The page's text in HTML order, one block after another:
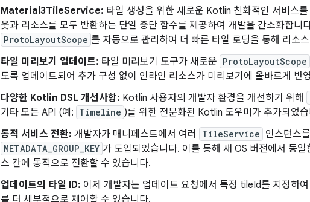
Material3TileService: 타일 생성을 위한 새로운 Kotlin 친화적인 서비스
웃과 리소스를 모두 반환하는 단일 중단 함수를 제공하여 개발을 간소화합니
ProtoLayoutScope 를 자동으로 관리하여 더 빠른 타일 로딩을 통해 리소
타일 미리보기 업데이트: 타일 미리보기 도구가 새로운 ProtoLayoutScope
도록 업데이트되어 추가 구성 없이 인라인 리소스가 미리보기에 올바르게 반
다양한 Kotlin DSL 개선사항: Kotlin 사용자의 개발자 환경을 개선하기 위해
기타 모든 API (예: Timeline )를 위한 전문화된 Kotlin 도우미가 추가되었
동적 서비스 전환: 개발자가 매니페스트에서 여러 TileService 인스턴스
METADATA_GROUP_KEY 가 도입되었습니다. 이를 통해 새 OS 버전에서 동일
스 간에 동적으로 전환할 수 있습니다.
업데이트의 타일 ID: 이제 개발자는 업데이트 요청에서 특정 tileId를 지정하
를 더 세부적으로 제어할 수 있습니다.